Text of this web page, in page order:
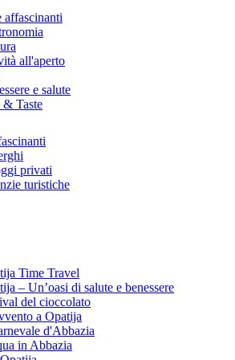
affascinanti
all'aperto
e salute
& Taste
privati
turistiche
Time Travel
– Un’oasi di salute e benessere
del cioccolato
a Opatija
d'Abbazia
in Abbazia